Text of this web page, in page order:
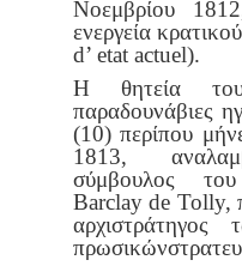
Νοεμβρίου
ενεργεία
d’ etat actuel).
Η θητεία του
παραδουνάβιες
(10) περίπου
1813,
σύμβουλος
Barclay de Tolly,
πρωσικών